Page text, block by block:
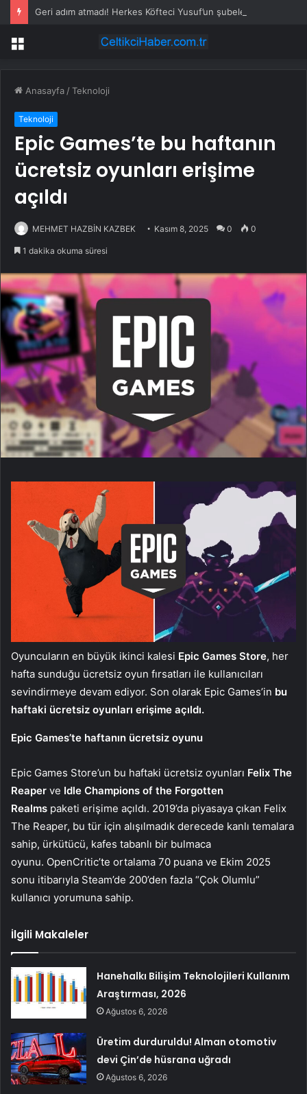
Menü
Anasayfa /Teknoloji
Teknoloji
Epic Games’te bu haftanın
ücretsiz oyunları erişime
açıldı
MEHMET HAZBİN KAZBEK Kasım 8, 2025 0 0
1 dakika okuma süresi
Oyuncuların en büyük ikinci kalesi Epic Games Store, her
hafta sunduğu ücretsiz oyun fırsatları ile kullanıcıları
sevindirmeye devam ediyor. Son olarak Epic Games’in bu
haftaki ücretsiz oyunları erişime açıldı.
Epic Games’te haftanın ücretsiz oyunu
Epic Games Store’un bu haftaki ücretsiz oyunları Felix The
Reaper ve Idle Champions of the Forgotten
Realms paketi erişime açıldı. 2019’da piyasaya çıkan Felix
The Reaper, bu tür için alışılmadık derecede kanlı temalara
sahip, ürkütücü, kafes tabanlı bir bulmaca
oyunu. OpenCritic’te ortalama 70 puana ve Ekim 2025
sonu itibarıyla Steam’de 200’den fazla “Çok Olumlu”
kullanıcı yorumuna sahip.
İlgili Makaleler
Hanehalkı Bilişim Teknolojileri Kullanım
Araştırması, 2026
Ağustos 6, 2026
Üretim durduruldu! Alman otomotiv
devi Çin’de hüsrana uğradı
Ağustos 6, 2026